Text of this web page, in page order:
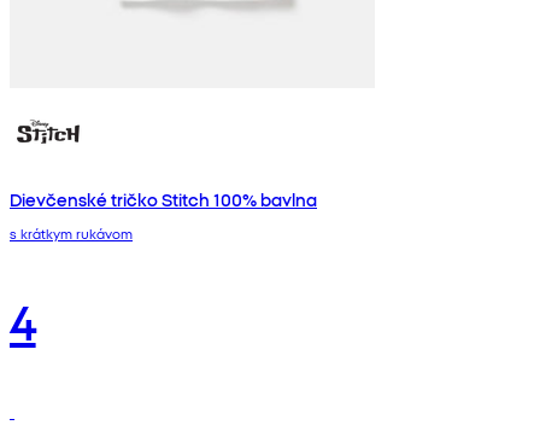
Dievčenské tričko Stitch 100% bavlna
s krátkym rukávom
4